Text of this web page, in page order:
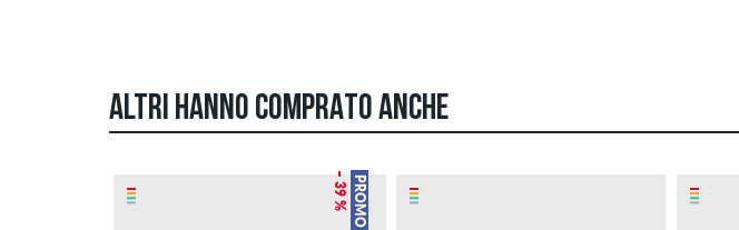
ALTRI HANNO COMPRATO ANCHE
PROMO
– 39 %